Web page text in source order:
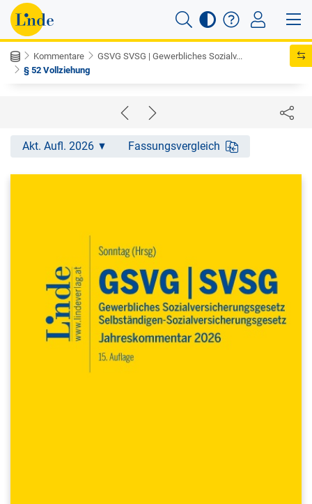
Kommentare
GSVG SVSG | Gewerbliches Sozialv...
§ 52 Vollziehung
Akt. Aufl. 2026 Fassungsvergleich